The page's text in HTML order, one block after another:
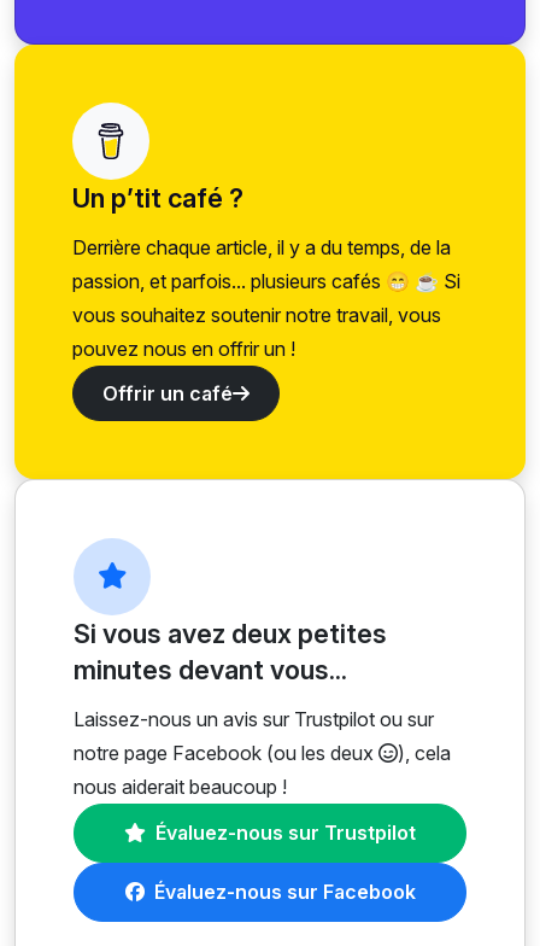
Un p’tit café ?
Derrière chaque article, il y a du temps, de la
passion, et parfois... plusieurs cafés 😁 ☕ Si
vous souhaitez soutenir notre travail, vous
pouvez nous en offrir un !
Offrir un café
Si vous avez deux petites
minutes devant vous...
Laissez-nous un avis sur Trustpilot ou sur
notre page Facebook (ou les deux
), cela
nous aiderait beaucoup !
Évaluez-nous sur Trustpilot
Évaluez-nous sur Facebook